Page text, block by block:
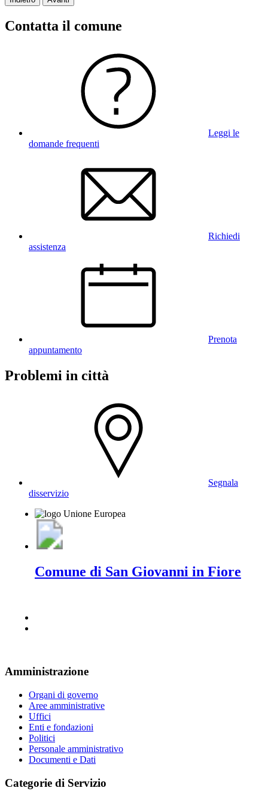
Contatta il comune
Leggi le
domande frequenti
Richiedi
assistenza
Prenota
appuntamento
Problemi in città
Segnala
disservizio
Comune di San Giovanni in Fiore
Amministrazione
Organi di governo
Aree amministrative
Uffici
Enti e fondazioni
Politici
Personale amministrativo
Documenti e Dati
Categorie di Servizio